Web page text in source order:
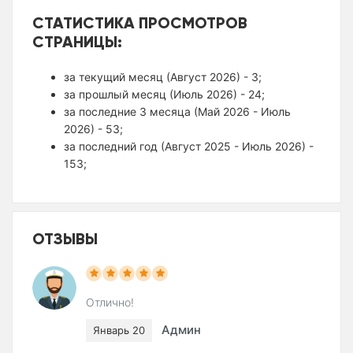
СТАТИСТИКА ПРОСМОТРОВ
СТРАНИЦЫ:
за текущий месяц (Август 2026) - 3;
за прошлый месяц (Июль 2026) - 24;
за последние 3 месяца (Май 2026 - Июль
2026) - 53;
за последний год (Август 2025 - Июль 2026) -
153;
ОТЗЫВЫ
Отлично!
Январь 20 Админ